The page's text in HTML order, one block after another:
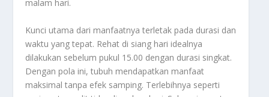
malam hari.
Kunci utama dari manfaatnya terletak pada durasi dan
waktu yang tepat. Rehat di siang hari idealnya
dilakukan sebelum pukul 15.00 dengan durasi singkat.
Dengan pola ini, tubuh mendapatkan manfaat
maksimal tanpa efek samping. Terlebihnya seperti